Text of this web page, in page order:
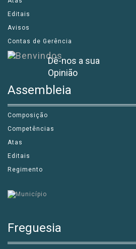
Editais
Avisos
Contas de Gerência
Dê-nos a sua
Opinião
Assembleia
Composição
Competências
Atas
Editais
Regimento
Freguesia